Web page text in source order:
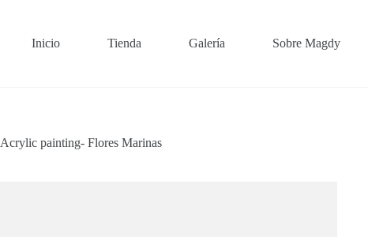
Inicio Tienda Galería Sobre Magdy
Acrylic painting- Flores Marinas